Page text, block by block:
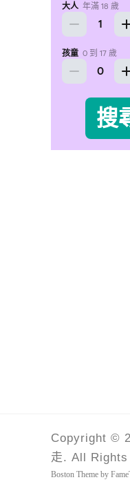
Copyright ©
走. All
Boston Theme by